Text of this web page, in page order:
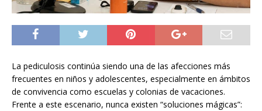
La pediculosis continúa siendo una de las afecciones más
frecuentes en niños y adolescentes, especialmente en ámbitos
de convivencia como escuelas y colonias de vacaciones.
Frente a este escenario, nunca existen “soluciones mágicas”: